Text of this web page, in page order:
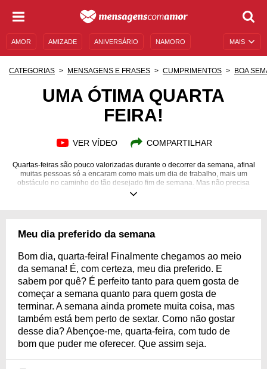
MAIS
AMOR AMIZADE ANIVERSÁRIO NAMORO
AUTOAJUDA
MENSAGENS DE ANIVERSÁRIO
CATEGORIAS MENSAGENS E FRASES CUMPRIMENTOS BOA
UMA ÓTIMA QUARTA
FEIRA!
VER VÍDEO COMPARTILHAR
Quartas-feiras são pouco valorizadas durante o decorrer da semana, afinal
muitas pessoas só a encaram como mais um dia de trabalho, mais um
obstáculo no caminho do tão desejado fim de semana. Mas não precisa
ser assim! Como qualquer outro dia da semana, ou até mesmo do mês,
positividade por onde você passar. Seja a diferença!
Meu dia preferido da semana
Bom dia, quarta-feira! Finalmente chegamos ao meio
da semana! É, com certeza, meu dia preferido. E
sabem por quê? É perfeito tanto para quem gosta de
começar a semana quanto para quem gosta de
terminar. A semana ainda promete muita coisa, mas
também está bem perto de sextar. Como não gostar
desse dia? Abençoe-me, quarta-feira, com tudo de
bom que puder me oferecer. Que assim seja.